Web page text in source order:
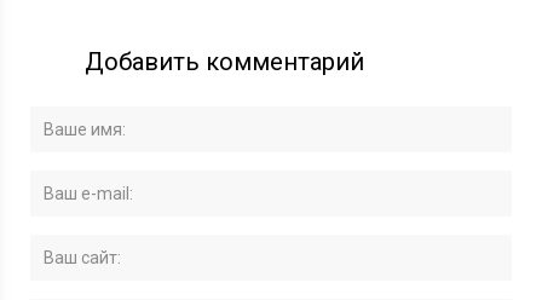
Добавить комментарий